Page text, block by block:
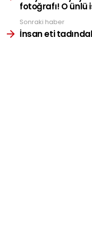
fotoğrafı! O
Sonraki haber
İnsan eti